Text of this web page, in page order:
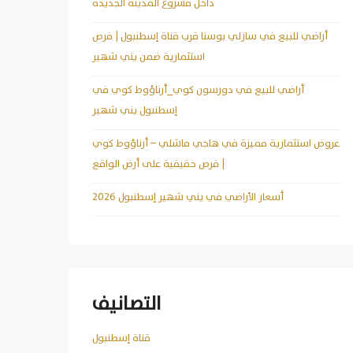
داخل مشروع المدينة الجديدة
أراضي للبيع في سازلي بوسنا قرب قناة إسطنبول | فرص
استثمارية ضمن يني شهير
أراضي للبيع في دورسون كوي_أرناؤوط كوي في
إسطنبول يني شهير
عروض استثمارية مميزة في هاجي ماشلي – أرناؤوط كوي
| فرص حقيقية على أرض الواقع
أسعار الأراضي في يني شهير إسطنبول 2026
التصانيف
قناة إسطنبول